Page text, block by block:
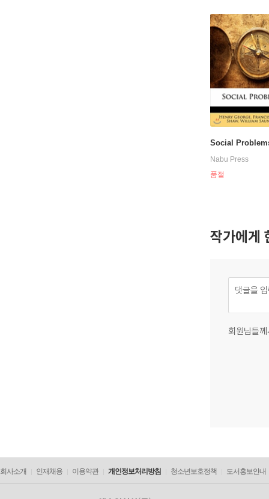
Social
Nabu Press
품절
작가에게
회원님들
회사소개 인재채용 이용약관 개인정보처리방침 청소년보호정책 도서홍보안내